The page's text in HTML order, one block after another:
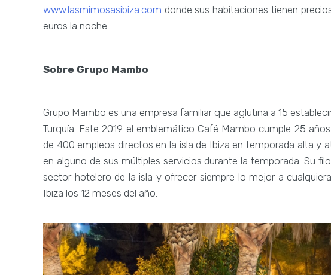
www.lasmimosasibiza.com donde sus habitaciones tienen
euros la noche.
Sobre Grupo Mambo
Grupo Mambo es una empresa familiar que aglutina a 15
Turquía. Este 2019 el emblemático Café Mambo cumple 25
de 400 empleos directos en la isla de Ibiza en temporada alta y
en alguno de sus múltiples servicios durante la temporada. Su
sector hotelero de la isla y ofrecer siempre lo mejor a
Ibiza los 12 meses del año.